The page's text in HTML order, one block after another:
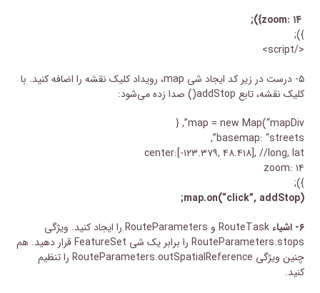
zoom: ۱۴});
});
</script>
۵- درست در زیر کد ایجاد شی map، رویداد کلیک نقشه را اضافه کنید. با
کلیک نقشه، تابع addStop() صدا زده می‌شود:
map = new Map(“mapDiv”, {
basemap: “streets”,
center:[-۱۲۳.۳۷۹, ۴۸.۴۱۸], //long, lat
zoom: ۱۴
});
map.on(“click”, addStop);
۶- اشیاء
RouteTask و RouteParameters را ایجاد کنید. ویژگی
RouteParameters.stops را برابر یک شی FeatureSet قرار دهید. هم
چنین ویژگی RouteParameters.outSpatialReference را تنظیم
کنید.